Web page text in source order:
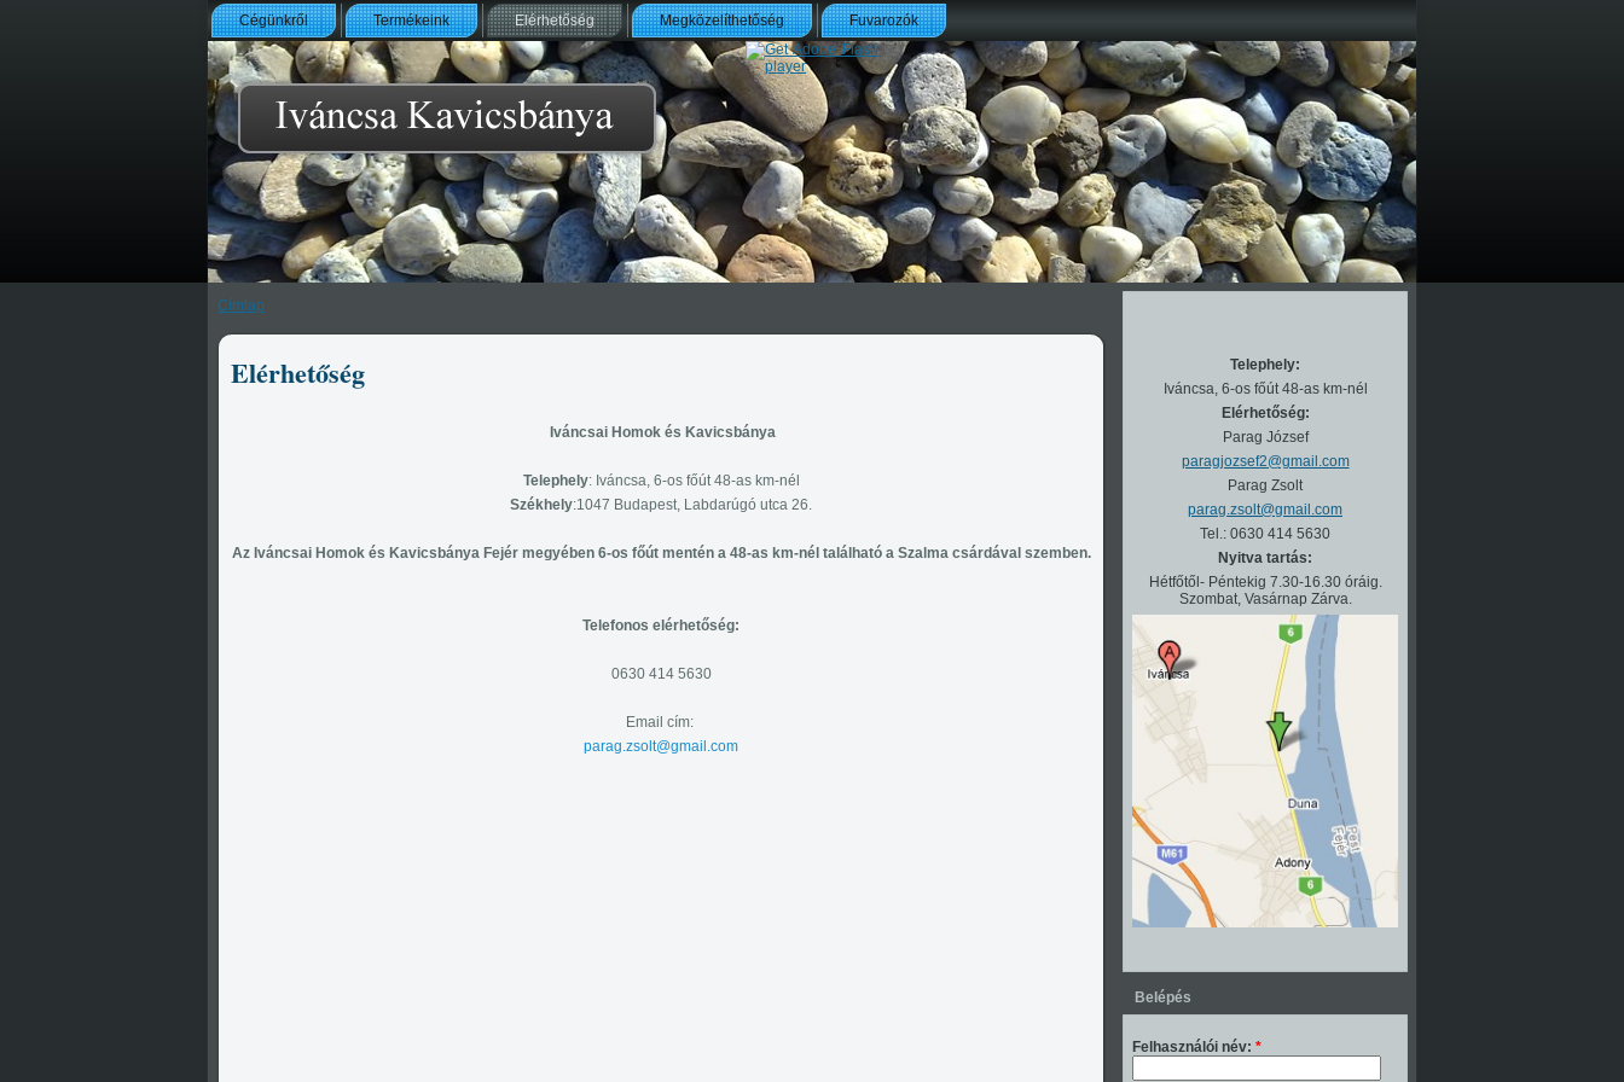
Cégünkről Termékeink Elérhetőség Megközelíthetőség Fuvarozók
Címlap
Elérhetőség
Iváncsai Homok és Kavicsbánya
Telephely: Iváncsa, 6-os főút 48-as km-nél
Székhely:1047 Budapest, Labdarúgó utca 26.
Az Iváncsai Homok és Kavicsbánya Fejér megyében 6-os főút mentén a 48-as km-nél található a Szalma csárdával szemben.
Telefonos elérhetőség:
0630 414 5630
Email cím:
parag.zsolt@gmail.com
Telephely:
Iváncsa, 6-os főút 48-as km-nél
Elérhetőség:
Parag József
paragjozsef2@gmail.com
Parag Zsolt
parag.zsolt@gmail.com
Tel.: 0630 414 5630
Nyitva tartás:
Hétfőtől- Péntekig 7.30-16.30 óráig.
Szombat, Vasárnap Zárva.
Belépés
Felhasználói név: *